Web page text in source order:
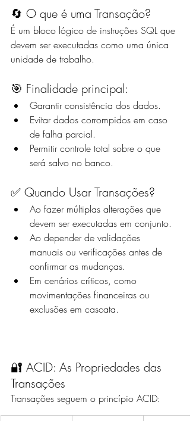
🔄 O que é uma Transação?
É um bloco lógico de instruções SQL que
devem ser executadas como uma única
unidade de trabalho.
🎯 Finalidade principal:
Garantir consistência dos dados.
Evitar dados corrompidos em caso
de falha parcial.
Permitir controle total sobre o que
será salvo no banco.
✅ Quando Usar Transações?
Ao fazer múltiplas alterações que
devem ser executadas em conjunto.
Ao depender de validações
manuais ou verificações antes de
confirmar as mudanças.
Em cenários críticos, como
movimentações financeiras ou
exclusões em cascata.
🔐 ACID: As Propriedades das
Transações
Transações seguem o princípio ACID: